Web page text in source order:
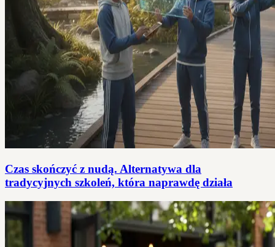
Czas skończyć z nudą. Alternatywa dla
tradycyjnych szkoleń, która naprawdę działa